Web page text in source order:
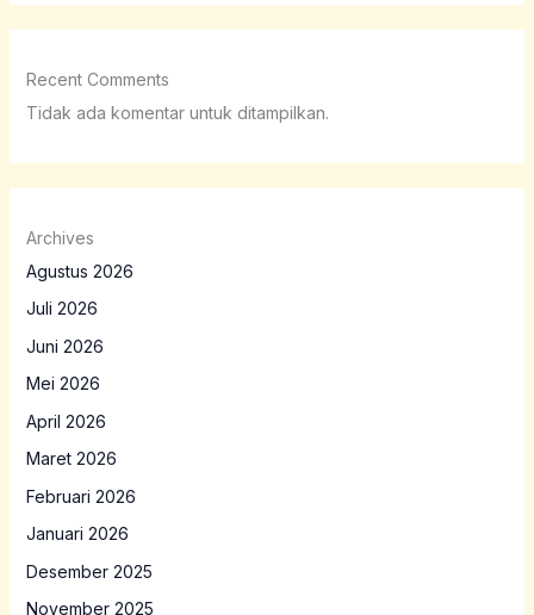
Recent Comments
Tidak ada komentar untuk ditampilkan.
Archives
Agustus 2026
Juli 2026
Juni 2026
Mei 2026
April 2026
Maret 2026
Februari 2026
Januari 2026
Desember 2025
November 2025